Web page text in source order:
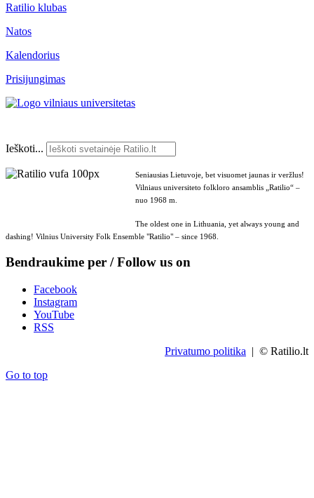
Ratilio klubas
Natos
Kalendorius
Prisijungimas
Ieškoti...
Seniausias Lietuvoje, bet visuomet jaunas ir veržlus!
Vilniaus universiteto folkloro ansamblis „Ratilio“ –
nuo 1968 m.
The oldest one in Lithuania, yet always young and
dashing! Vilnius University Folk Ensemble "Ratilio" – since 1968.
Bendraukime per / Follow us on
Facebook
Instagram
YouTube
RSS
Privatumo politika | © Ratilio.lt
Go to top